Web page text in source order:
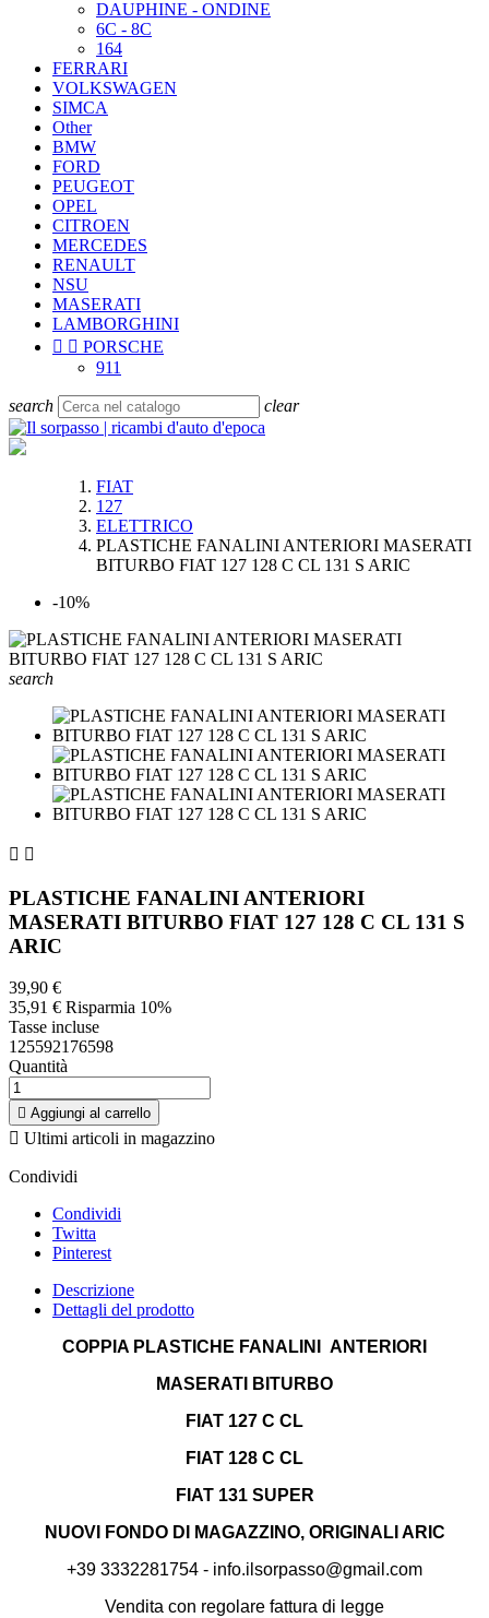
DAUPHINE - ONDINE
6C - 8C
164
FERRARI
VOLKSWAGEN
SIMCA
Other
BMW
FORD
PEUGEOT
OPEL
CITROEN
MERCEDES
RENAULT
NSU
MASERATI
LAMBORGHINI
  PORSCHE
911
search clear
FIAT
127
ELETTRICO
PLASTICHE FANALINI ANTERIORI MASERATI
BITURBO FIAT 127 128 C CL 131 S ARIC
-10%
search
 
PLASTICHE FANALINI ANTERIORI
MASERATI BITURBO FIAT 127 128 C CL 131 S
ARIC
39,90 €
35,91 € Risparmia 10%
Tasse incluse
125592176598
Quantità
 Aggiungi al carrello
 Ultimi articoli in magazzino
Condividi
Condividi
Twitta
Pinterest
Descrizione
Dettagli del prodotto
COPPIA PLASTICHE FANALINI ANTERIORI
MASERATI BITURBO
FIAT 127 C CL
FIAT 128 C CL
FIAT 131 SUPER
NUOVI FONDO DI MAGAZZINO, ORIGINALI ARIC
+39 3332281754 - info.ilsorpasso@gmail.com
Vendita con regolare fattura di legge